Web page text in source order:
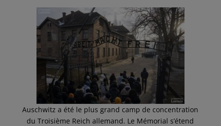
Auschwitz a été le plus grand camp de concentration
du Troisième Reich allemand. Le Mémorial s’étend